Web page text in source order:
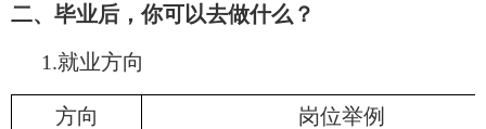
二、毕业后，你可以去做什么？
1.就业方向
方向 岗位举例